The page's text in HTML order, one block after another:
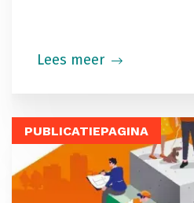
Lees meer
PUBLICATIEPAGINA